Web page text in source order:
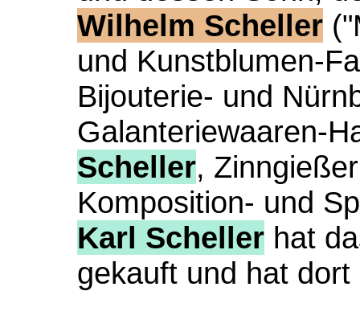
Wilhelm Scheller
und Kunstblumen-
Bijouterie- und
Galanteriewaaren-
Scheller,
Komposition- und
Karl Scheller hat
gekauft und hat